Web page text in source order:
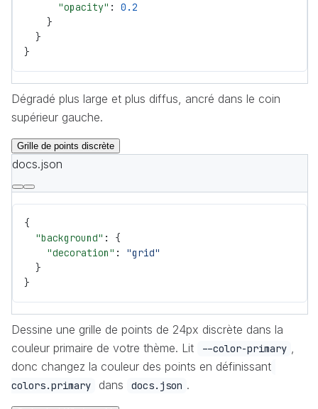
      "opacity"
: 0.2
    }
  }
}
Dégradé plus large et plus diffus, ancré dans le coin
supérieur gauche.
Grille de points discrète
docs.json
{
  "background"
: {
    "decoration"
: "grid"
  }
}
Dessine une grille de points de 24px discrète dans la
couleur primaire de votre thème. Lit
--color-primary ,
donc changez la couleur des points en définissant
colors.primary dans docs.json .